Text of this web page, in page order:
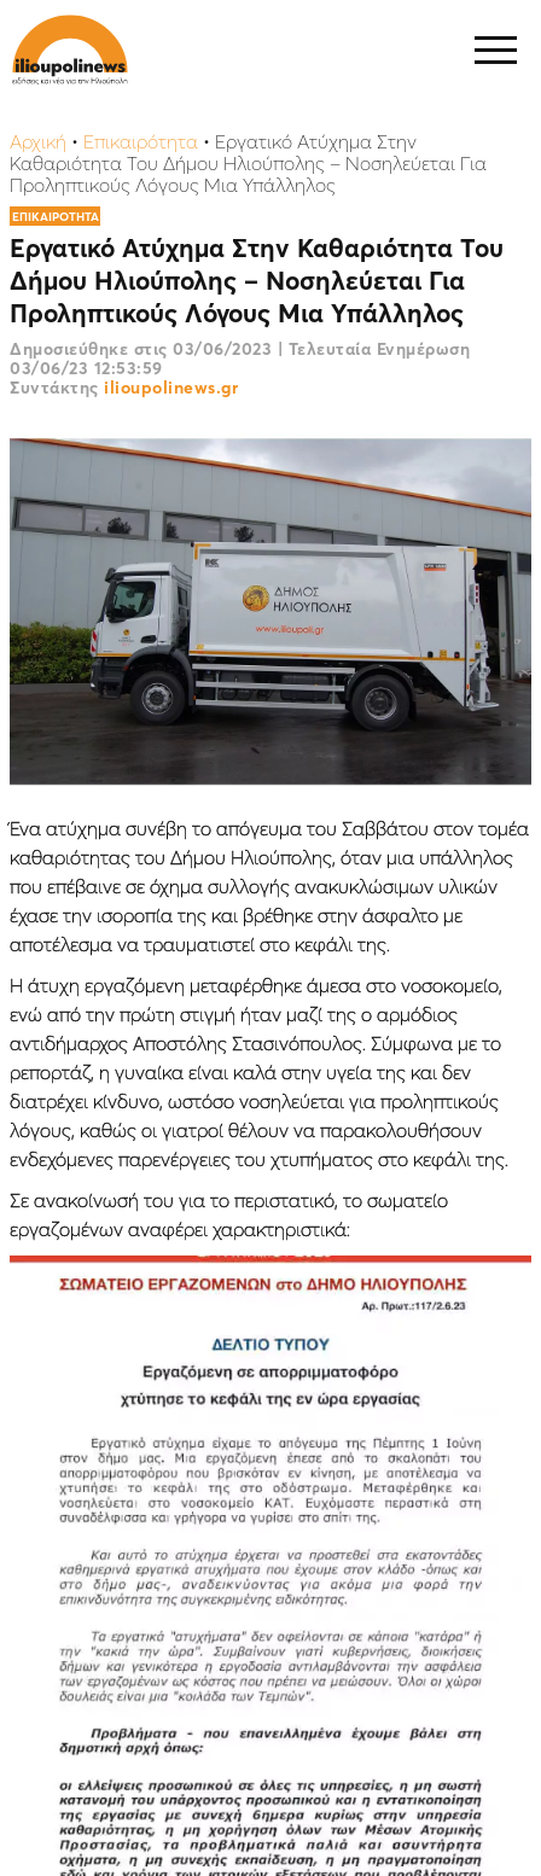
Αρχική • Επικαιρότητα • Eργατικό Ατύχημα Στην
Καθαριότητα Του Δήμου Ηλιούπολης – Νοσηλεύεται Για
Προληπτικούς Λόγους Μια Υπάλληλος
ΕΠΙΚΑΙΡΟΤΗΤΑ
Eργατικό Ατύχημα Στην Καθαριότητα Του
Δήμου Ηλιούπολης – Νοσηλεύεται Για
Προληπτικούς Λόγους Μια Υπάλληλος
Δημοσιεύθηκε στις 03/06/2023 | Τελευταία Ενημέρωση
03/06/23 12:53:59
Συντάκτης ilioupolinews.gr
Ένα ατύχημα συνέβη το απόγευμα του Σαββάτου στον τομέα
καθαριότητας του Δήμου Ηλιούπολης, όταν μια υπάλληλος
που επέβαινε σε όχημα συλλογής ανακυκλώσιμων υλικών
έχασε την ισοροπία της και βρέθηκε στην άσφαλτο με
αποτέλεσμα να τραυματιστεί στο κεφάλι της.
Η άτυχη εργαζόμενη μεταφέρθηκε άμεσα στο νοσοκομείο,
ενώ από την πρώτη στιγμή ήταν μαζί της ο αρμόδιος
αντιδήμαρχος Αποστόλης Στασινόπουλος. Σύμφωνα με το
ρεπορτάζ, η γυναίκα είναι καλά στην υγεία της και δεν
διατρέχει κίνδυνο, ωστόσο νοσηλεύεται για προληπτικούς
λόγους, καθώς οι γιατροί θέλουν να παρακολουθήσουν
ενδεχόμενες παρενέργειες του χτυπήματος στο κεφάλι της.
Σε ανακοίνωσή του για το περιστατικό, το σωματείο
εργαζομένων αναφέρει χαρακτηριστικά: